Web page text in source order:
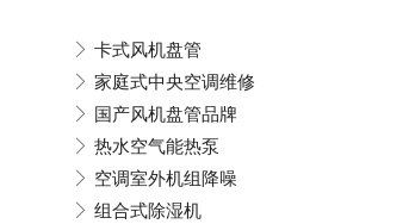
卡式风机盘管
家庭式中央空调维修
国产风机盘管品牌
热水空气能热泵
空调室外机组降噪
组合式除湿机